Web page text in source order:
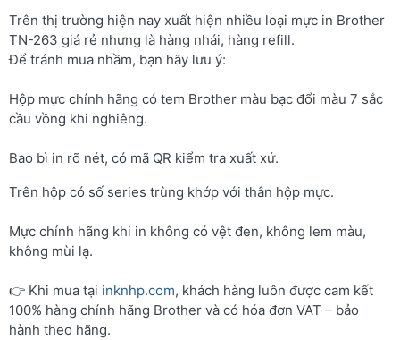
Trên thị trường hiện nay xuất hiện nhiều loại mực in Brother
TN-263 giá rẻ nhưng là hàng nhái, hàng refill.
Để tránh mua nhầm, bạn hãy lưu ý:
Hộp mực chính hãng có tem Brother màu bạc đổi màu 7 sắc
cầu vồng khi nghiêng.
Bao bì in rõ nét, có mã QR kiểm tra xuất xứ.
Trên hộp có số series trùng khớp với thân hộp mực.
Mực chính hãng khi in không có vệt đen, không lem màu,
không mùi lạ.
👉 Khi mua tại inknhp.com, khách hàng luôn được cam kết
100% hàng chính hãng Brother và có hóa đơn VAT – bảo
hành theo hãng.